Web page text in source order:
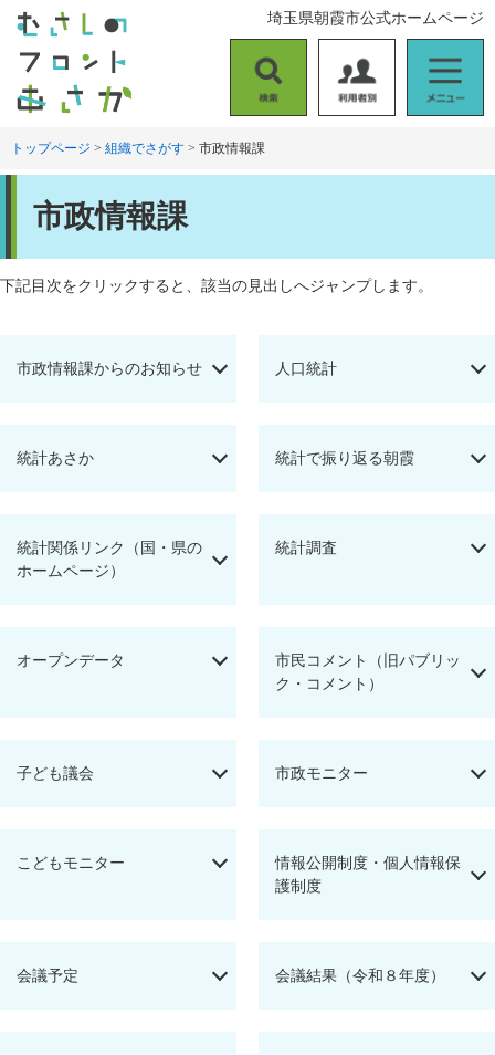
す
し
索
用
ニ
埼玉県朝霞市公式ホームページ
トップページ > 組織でさがす > 市政情報課
市政情報課
下記目次をクリックすると、該当の見出しへジャンプします。
市政情報課からのお知らせ 人口統計
統計あさか 統計で振り返る朝霞
統計関係リンク（国・県の
ホームページ）
統計調査
オープンデータ
市民コメント（旧パブリッ
ク・コメント）
子ども議会 市政モニター
こどもモニター
情報公開制度・個人情報保
護制度
会議予定 会議結果（令和８年度）